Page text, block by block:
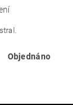
Objednáno